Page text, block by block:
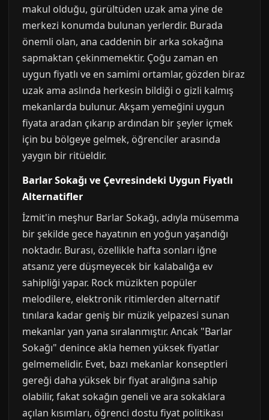
makul olduğu, gürültüden uzak ama yine de
merkezi konumda bulunan yerlerdir. Burada
önemli olan, ana caddenin bir arka sokağına
sapmaktan çekinmemektir. Çoğu zaman en
uygun fiyatlı ve en samimi ortamlar, gözden biraz
uzak ama aslında herkesin bildiği o gizli kalmış
mekanlarda bulunur. Akşam yemeğini uygun
fiyata aradan çıkarıp ardından bir şeyler içmek
için bu bölgeye gelmek, öğrenciler arasında
yaygın bir ritüeldir.
Barlar Sokağı ve Çevresindeki Uygun Fiyatlı
Alternatifler
İzmit'in meşhur Barlar Sokağı, adıyla müsemma
bir şekilde gece hayatının en yoğun yaşandığı
noktadır. Burası, özellikle hafta sonları iğne
atsanız yere düşmeyecek bir kalabalığa ev
sahipliği yapar. Rock müzikten popüler
melodilere, elektronik ritimlerden alternatif
tınılara kadar geniş bir müzik yelpazesi sunan
mekanlar yan yana sıralanmıştır. Ancak "Barlar
Sokağı" denince akla hemen yüksek fiyatlar
gelmemelidir. Evet, bazı mekanlar konseptleri
gereği daha yüksek bir fiyat aralığına sahip
olabilir, fakat sokağın geneli ve ara sokaklara
açılan kısımları, öğrenci dostu fiyat politikası